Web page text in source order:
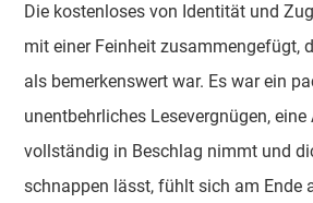
Die kostenloses von Identität und
mit einer Feinheit zusammengefügt,
als bemerkenswert war. Es war ein
unentbehrliches Lesevergnügen, eine
vollständig in Beschlag nimmt und
schnappen lässt, fühlt sich am Ende